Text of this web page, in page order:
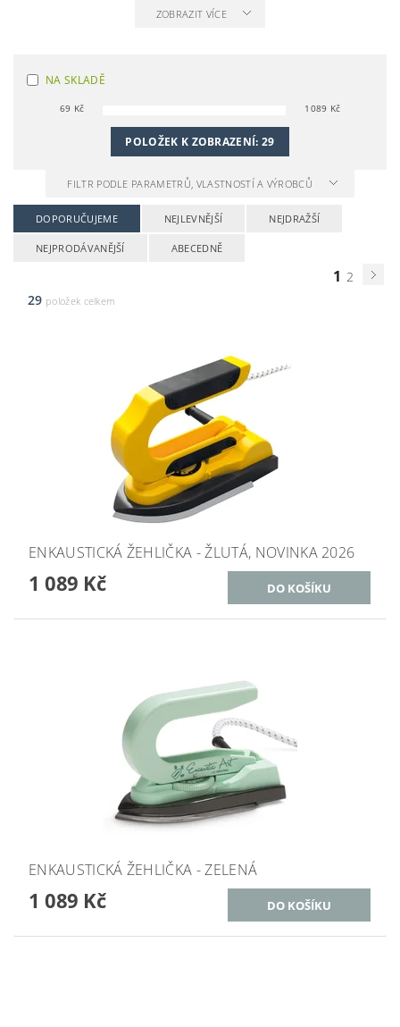
ZOBRAZIT VÍCE
NA SKLADĚ
69 Kč 1089 Kč
POLOŽEK K ZOBRAZENÍ:29
FILTR PODLE PARAMETRŮ, VLASTNOSTÍ A VÝROBCŮ
DOPORUČUJEME NEJLEVNĚJŠÍ NEJDRAŽŠÍ
NEJPRODÁVANĚJŠÍ ABECEDNĚ
1 2
29 položek celkem
ENKAUSTICKÁ ŽEHLIČKA - ŽLUTÁ, NOVINKA 2026
1 089 Kč
ENKAUSTICKÁ ŽEHLIČKA - ZELENÁ
1 089 Kč